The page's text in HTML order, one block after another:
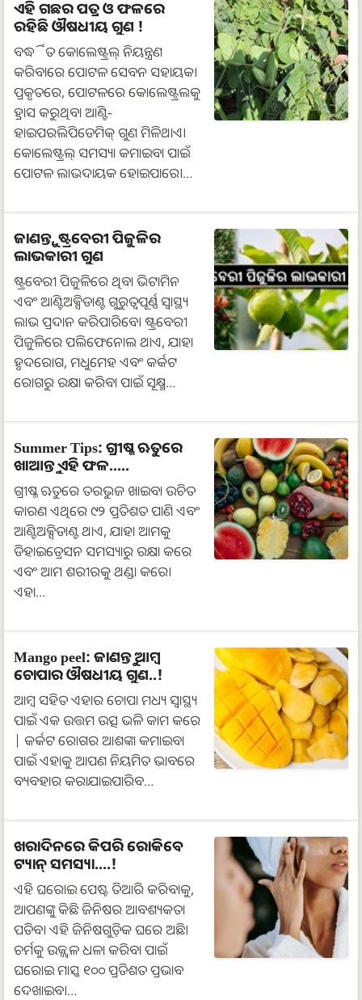
ଏହି ଗଛର ପତ୍ର ଓ ଫଳରେ
ରହିଛି ଔଷଧୀୟ ଗୁଣ !
ବର୍ଦ୍ଧିତ କୋଲେଷ୍ଟ୍ରଲ୍ ନିୟନ୍ତ୍ରଣ
କରିବାରେ ପୋଟଳ ସେବନ ସହାୟକ।
ପ୍ରକୃତରେ, ପୋଟଳରେ କୋଲେଷ୍ଟ୍ରଲକୁ
ହ୍ରାସ କରୁଥିବା ଆଣ୍ଟି-
ହାଇପରଲିପିଡେମିକ୍ ଗୁଣ ମିଳିଥାଏ।
କୋଲେଷ୍ଟ୍ରଲ୍ ସମସ୍ୟା କମାଇବା ପାଇଁ
ପୋଟଳ ଲାଭଦାୟକ ହୋଇପାରେ।…
ଜାଣନ୍ତୁ, ଷ୍ଟ୍ରବେରୀ ପିଜୁଳିର
ଲାଭକାରୀ ଗୁଣ
ଷ୍ଟ୍ରବେରୀ ପିଜୁଳିରେ ଥିବା ଭିଟାମିନ
ଏବଂ ଆଣ୍ଟିଅକ୍ସିଡାଣ୍ଟ ଗୁରୁତ୍ୱପୂର୍ଣ୍ଣ ସ୍ୱାସ୍ଥ୍ୟ
ଲାଭ ପ୍ରଦାନ କରିପାରିବେ। ଷ୍ଟ୍ରବେରୀ
ପିଜୁଳିରେ ପଲିଫେନୋଲ ଥାଏ, ଯାହା
ହୃଦରୋଗ, ମଧୁମେହ ଏବଂ କର୍କଟ
ରୋଗରୁ ରକ୍ଷା କରିବା ପାଇଁ ସୂକ୍ଷ୍ମ…
Summer Tips: ଗ୍ରୀଷ୍ମ ଋତୁରେ
ଖାଆନ୍ତୁ ଏହି ଫଳ.....
ଗ୍ରୀଷ୍ମ ଋତୁରେ ତରଭୁଜ ଖାଇବା ଉଚିତ
କାରଣ ଏଥିରେ ୯୨ ପ୍ରତିଶତ ପାଣି ଏବଂ
ଆଣ୍ଟିଅକ୍ସିଡାଣ୍ଟ ଥାଏ, ଯାହା ଆମକୁ
ଡିହାଇଡ୍ରେସନ ସମସ୍ୟାରୁ ରକ୍ଷା କରେ
ଏବଂ ଆମ ଶରୀରକୁ ଥଣ୍ଡା କରେ।
ଏହା…
Mango peel: ଜାଣନ୍ତୁ ଆମ୍ବ
ଚୋପାର ଔଷଧୀୟ ଗୁଣ..!
ଆମ୍ବ ସହିତ ଏହାର ଚୋପା ମଧ୍ୟ ସ୍ୱାସ୍ଥ୍ୟ
ପାଇଁ ଏକ ଉତ୍ତମ ଉତ୍ସ ଭଳି କାମ କରେ
| କର୍କଟ ରୋଗର ଆଶଙ୍କା କମାଇବା
ପାଇଁ ଏହାକୁ ଆପଣ ନିୟମିତ ଭାବରେ
ବ୍ୟବହାର କରାଯାଇପାରିବ…
ଖରାଦିନରେ କିପରି ରୋକିବେ
ଟ୍ୟାନ୍ ସମସ୍ୟା....!
ଏହି ଘରୋଇ ପେଷ୍ଟ ତିଆରି କରିବାକୁ,
ଆପଣଙ୍କୁ କିଛି ଜିନିଷର ଆବଶ୍ୟକତା
ପଡିବ। ଏହି ଜିନିଷଗୁଡ଼ିକ ଘରେ ଅଛି।
ଚର୍ମକୁ ଉଜ୍ଜ୍ୱଳ ଧଳା କରିବା ପାଇଁ
ଘରୋଇ ମାସ୍କ ୧୦୦ ପ୍ରତିଶତ ପ୍ରଭାବ
ଦେଖାଇବ।…